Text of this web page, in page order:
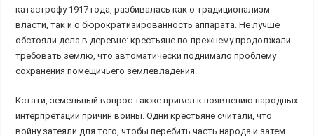
катастрофу 1917 года, разбивалась как о традиционализм
власти, так и о бюрократизированность аппарата. Не лучше
обстояли дела в деревне: крестьяне по-прежнему продолжали
требовать землю, что автоматически поднимало проблему
сохранения помещичьего землевладения.
Кстати, земельный вопрос также привел к появлению народных
интерпретаций причин войны. Одни крестьяне считали, что
войну затеяли для того, чтобы перебить часть народа и затем